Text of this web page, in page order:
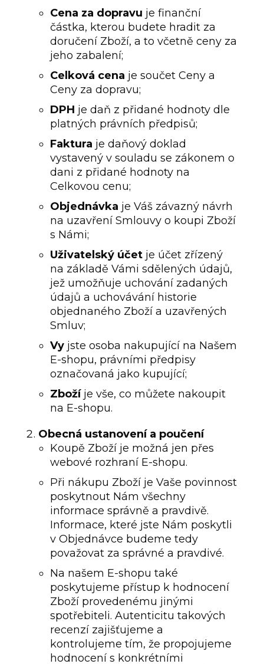
Cena za dopravu je finanční
částka, kterou budete hradit za
doručení Zboží, a to včetně ceny za
jeho zabalení;
Celková cena je součet Ceny a
Ceny za dopravu;
DPH je daň z přidané hodnoty dle
platných právních předpisů;
Faktura je daňový doklad
vystavený v souladu se zákonem o
dani z přidané hodnoty na
Celkovou cenu;
Objednávka je Váš závazný návrh
na uzavření Smlouvy o koupi Zboží
s Námi;
Uživatelský účet je účet zřízený
na základě Vámi sdělených údajů,
jež umožňuje uchování zadaných
údajů a uchovávání historie
objednaného Zboží a uzavřených
Smluv;
Vy jste osoba nakupující na Našem
E-shopu, právními předpisy
označovaná jako kupující;
Zbožíje vše, co můžete nakoupit
na E-shopu.
Obecná ustanovení a poučení
Koupě Zboží je možná jen přes
webové rozhraní E-shopu.
Při nákupu Zboží je Vaše povinnost
poskytnout Nám všechny
informace správně a pravdivě.
Informace, které jste Nám poskytli
v Objednávce budeme tedy
považovat za správné a pravdivé.
Na našem E-shopu také
poskytujeme přístup k hodnocení
Zboží provedenému jinými
spotřebiteli. Autenticitu takových
recenzí zajišťujeme a
kontrolujeme tím, že propojujeme
hodnocení s konkrétními